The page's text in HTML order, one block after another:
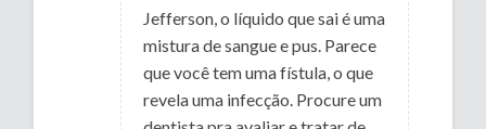
Jefferson, o líquido que sai é uma
mistura de sangue e pus. Parece
que você tem uma fístula, o que
revela uma infecção. Procure um